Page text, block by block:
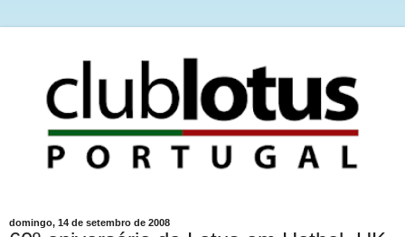
domingo, 14 de setembro de 2008